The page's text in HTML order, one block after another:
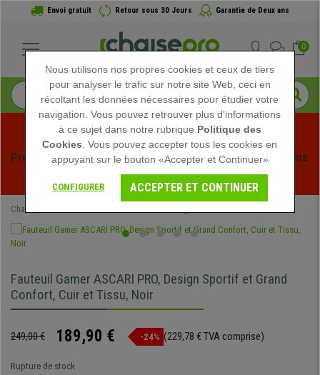
Envoi gratuit Retour sous 30 Jours Garantie de Deux ans
0
Profitez des soldes d'été chez Chaisepro ! Des réductions
exclusives pour une durée limitée - Voir l'offre
Chaisepro
Fauteuil Gamer ASCARI PRO, Design Sportif et Grand
Confort, Cuir et Tissu, Noir
249,00 € 189,90 € -24% (229,78 € TVA comprise)
Rupture de stock
Nous utilisons nos propres cookies et ceux de tiers
pour analyser le trafic sur notre site Web, ceci en
récoltant les données nécessaires pour étudier votre
navigation. Vous pouvez retrouver plus d'informations
à ce sujet dans notre rubrique Politique des
Cookies . Vous pouvez accepter tous les cookies en
appuyant sur le bouton «Accepter et Continuer»
CONFIGURER ACCEPTER ET CONTINUER